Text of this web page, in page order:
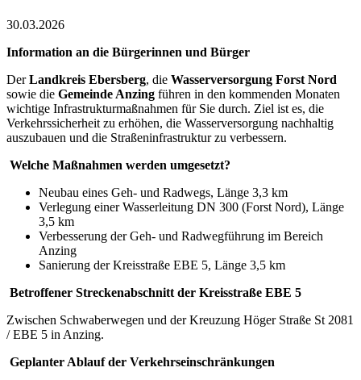
30.03.2026
Information an die Bürgerinnen und Bürger
DerLandkreis Ebersberg, die Wasserversorgung Forst Nord
sowie die Gemeinde Anzing führen in den kommenden Monaten
wichtige Infrastrukturmaßnahmen für Sie durch. Ziel ist es, die
Verkehrssicherheit zu erhöhen, die Wasserversorgung nachhaltig
auszubauen und die Straßeninfrastruktur zu verbessern.
Welche Maßnahmen werden umgesetzt?
Neubau eines Geh- und Radwegs, Länge 3,3 km
Verlegung einer Wasserleitung DN 300 (Forst Nord), Länge
3,5 km
Verbesserung der Geh- und Radwegführung im Bereich
Anzing
Sanierung der Kreisstraße EBE 5, Länge 3,5 km
Betroffener Streckenabschnitt der Kreisstraße EBE 5
Zwischen Schwaberwegen und der Kreuzung Höger Straße St 2081
/ EBE 5 in Anzing.
Geplanter Ablauf der Verkehrseinschränkungen